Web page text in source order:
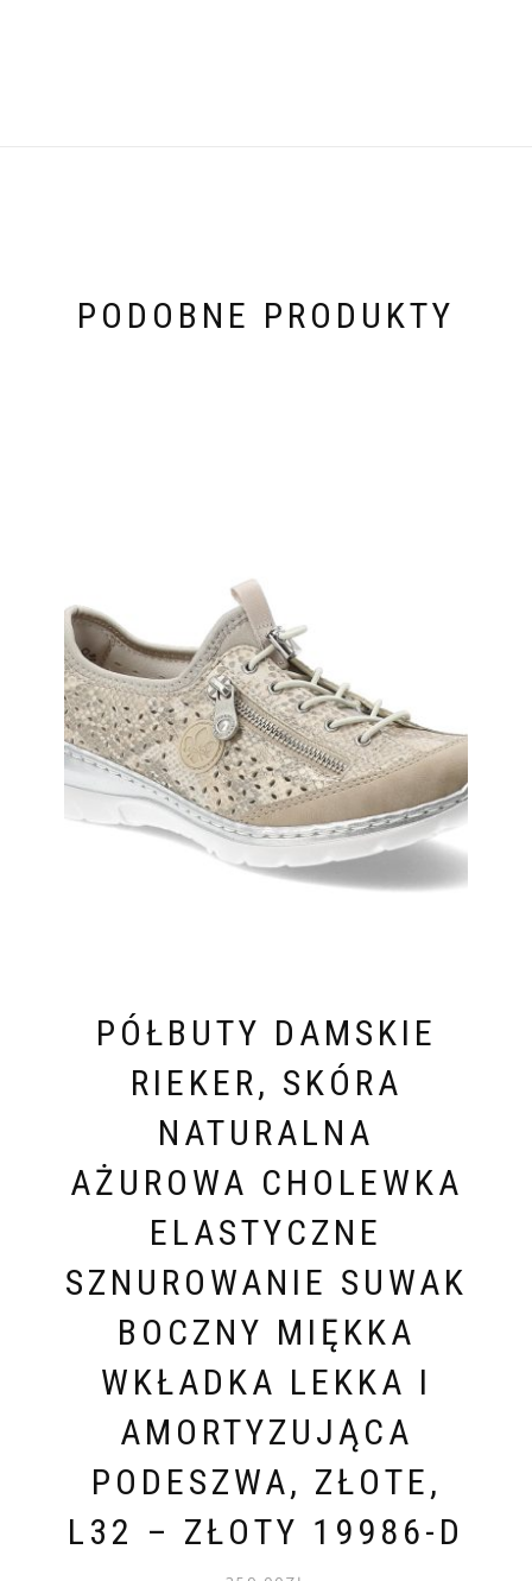
PODOBNE PRODUKTY
PÓŁBUTY DAMSKIE
RIEKER, SKÓRA
NATURALNA
AŻUROWA CHOLEWKA
ELASTYCZNE
SZNUROWANIE SUWAK
BOCZNY MIĘKKA
WKŁADKA LEKKA I
AMORTYZUJĄCA
PODESZWA, ZŁOTE,
L32 – ZŁOTY 19986-D